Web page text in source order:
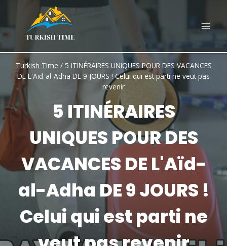
content
Turkish Time / 5 ITINÉRAIRES UNIQUES POUR DES VACANCES
DE L'Aïd-al-Adha DE 9 JOURS ! Celui qui est parti ne veut pas
revenir
5 ITINÉRAIRES
UNIQUES POUR DES
VACANCES DE L'Aïd-
al-Adha DE 9 JOURS !
Celui qui est parti ne